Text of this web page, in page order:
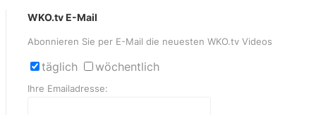
WKO.tv E-Mail
Abonnieren Sie per E-Mail die neuesten WKO.tv Videos
täglich wöchentlich
Ihre Emailadresse: